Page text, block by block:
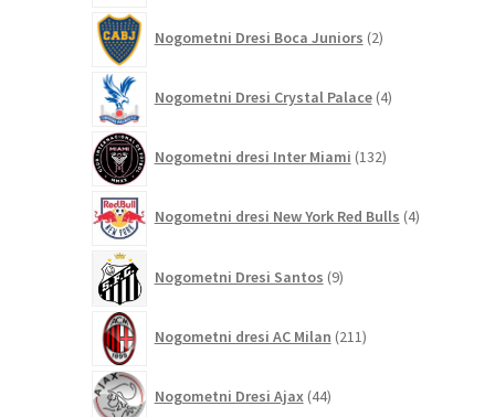
Nogometni Dresi Boca Juniors 2izdelka
Nogometni Dresi Crystal Palace 4izdelki
Nogometni dresi Inter Miami 132izdelkov
Nogometni dresi New York Red Bulls 4izdelki
Nogometni Dresi Santos 9izdelkov
Nogometni dresi AC Milan 211izdelkov
Nogometni Dresi Ajax 44izdelkov